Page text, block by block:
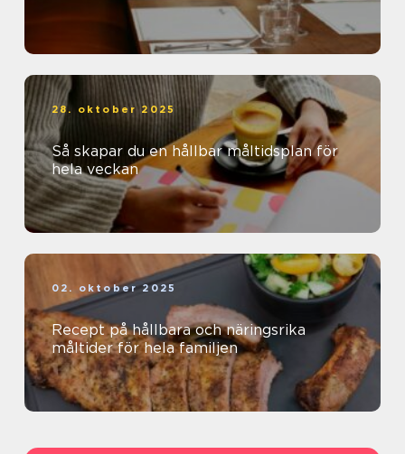
28. oktober 2025
Så skapar du en hållbar måltidsplan för
hela veckan
02. oktober 2025
Recept på hållbara och näringsrika
måltider för hela familjen